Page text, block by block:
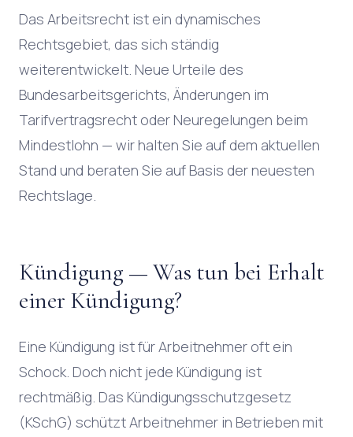
Das Arbeitsrecht ist ein dynamisches
Rechtsgebiet, das sich ständig
weiterentwickelt. Neue Urteile des
Bundesarbeitsgerichts, Änderungen im
Tarifvertragsrecht oder Neuregelungen beim
Mindestlohn — wir halten Sie auf dem aktuellen
Stand und beraten Sie auf Basis der neuesten
Rechtslage.
Kündigung — Was tun bei Erhalt
einer Kündigung?
Eine Kündigung ist für Arbeitnehmer oft ein
Schock. Doch nicht jede Kündigung ist
rechtmäßig. Das Kündigungsschutzgesetz
(KSchG) schützt Arbeitnehmer in Betrieben mit